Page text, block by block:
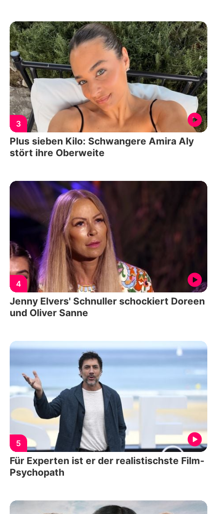
3
Plus sieben Kilo: Schwangere Amira Aly
stört ihre Oberweite
4
Jenny Elvers' Schnuller schockiert Doreen
und Oliver Sanne
5
Für Experten ist er der realistischste Film-
Psychopath